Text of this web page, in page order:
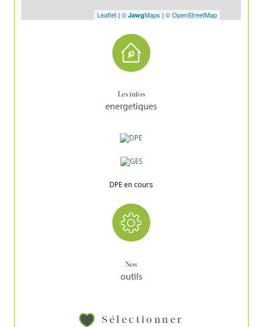
Les infos
energetiques
DPE en cours
Nos
outils
Sélectionner
Leaflet | © JawgMaps | © OpenStreetMap